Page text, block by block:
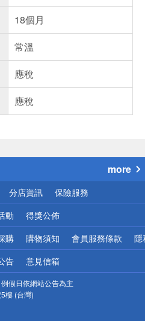
18個月
常溫
應稅
應稅
心！
more
分店資訊 保險服務
動 得獎公佈
購 購物須知 會員服務條款 隱
告 意見信箱
假日依網站公告為主
樓 (台灣)